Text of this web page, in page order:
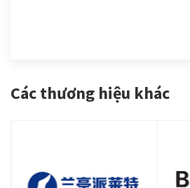
Các thương hiệu khác